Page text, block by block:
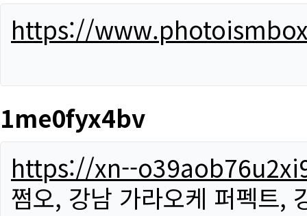
https://
1me0fyx4bv
https://xn--
쩜오, 강남 가라오케 퍼펙트,